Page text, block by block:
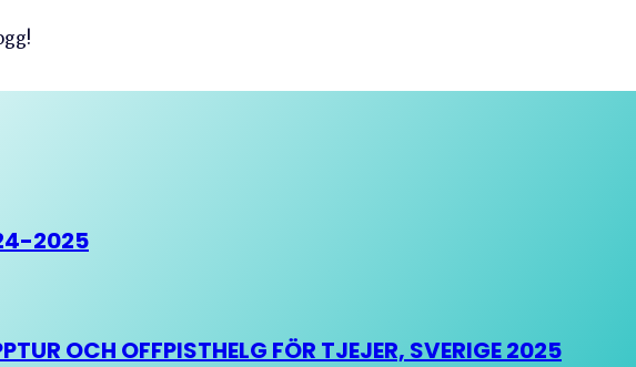
2025
OCH OFFPISTHELG FÖR TJEJER, SVERIGE 2025